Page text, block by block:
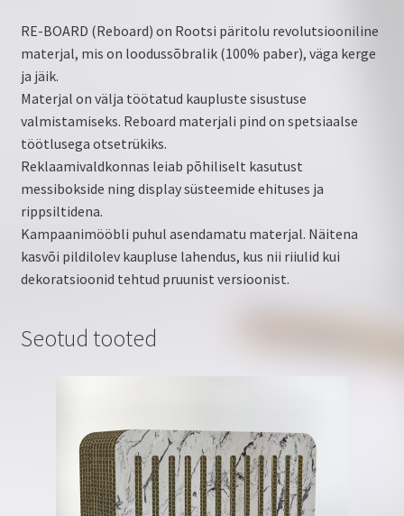
RE-BOARD (Reboard) on Rootsi päritolu revolutsiooniline
materjal, mis on loodussõbralik (100% paber), väga kerge
ja jäik.
Materjal on välja töötatud kaupluste sisustuse
valmistamiseks. Reboard materjali pind on spetsiaalse
töötlusega otsetrükiks.
Reklaamivaldkonnas leiab põhiliselt kasutust
messibokside ning display süsteemide ehituses ja
rippsiltidena.
Kampaanimööbli puhul asendamatu materjal. Näitena
kasvõi pildilolev kaupluse lahendus, kus nii riiulid kui
dekoratsioonid tehtud pruunist versioonist.
Seotud tooted